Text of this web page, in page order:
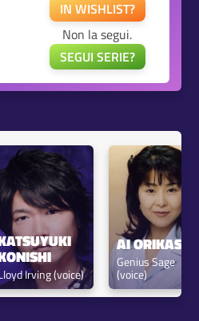
IN WISHLIST?
Non la segui.
SEGUI SERIE?
Irving (voice)
AI ORIKASA
Genius Sage
(voice)